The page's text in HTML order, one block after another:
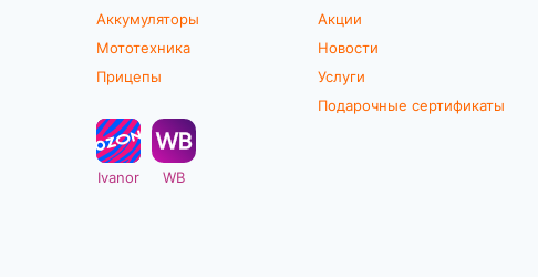
Аккумуляторы
Мототехника
Прицепы
Ivanor WB
Акции
Новости
Услуги
Подарочные сертификаты